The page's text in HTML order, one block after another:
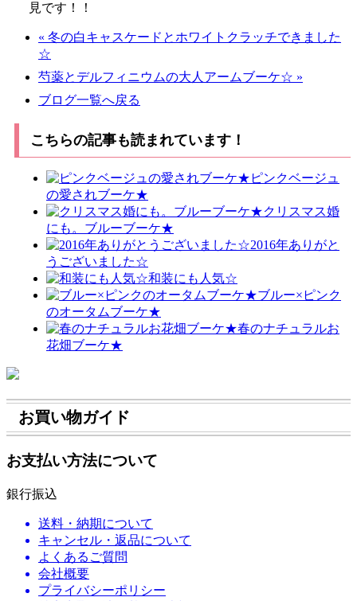
見です！！
« 冬の白キャスケードとホワイトクラッチできました
☆
芍薬とデルフィニウムの大人アームブーケ☆ »
ブログ一覧へ戻る
こちらの記事も読まれています！
ピンクベージュ
の愛されブーケ★
クリスマス婚
にも。ブルーブーケ★
2016年ありがと
うございました☆
和装にも人気☆
ブルー×ピンク
のオータムブーケ★
春のナチュラルお
花畑ブーケ★
お買い物ガイド
お支払い方法について
銀行振込
送料・納期について
キャンセル・返品について
よくあるご質問
会社概要
プライバシーポリシー